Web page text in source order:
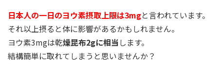
日本人の一日のヨウ素摂取上限は3mgと言われています。
それ以上摂ると体に影響があるかもしれません。
ヨウ素3mgは乾燥昆布2gに相当します。
結構簡単に取れてしまうと思いませんか？